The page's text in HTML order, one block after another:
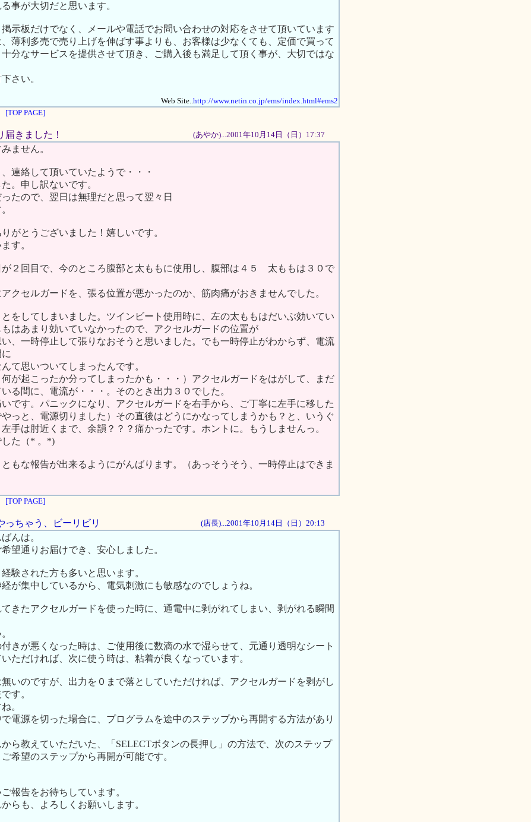
事が大切だと思います。
示板だけでなく、メールや電話でお問い合わせの対応をさせて頂いています
薄利多売で売り上げを伸ばす事よりも、お客様は少なくても、定価で買って
分なサービスを提供させて頂き、ご購入後も満足して頂く事が、大切ではな
さい。
Web Site..http://www.netin.co.jp/ems/index.html#ems2
[TOP PAGE]
届きました！ (あやか)...2001年10月14日（日）17:37
ません。
連絡して頂いていたようで・・・
。申し訳ないです。
たので、翌日は無理だと思って翌々日
がとうございました！嬉しいです。
す。
２回目で、今のところ腹部と太ももに使用し、腹部は４５ 太ももは３０で
クセルガードを、張る位置が悪かったのか、筋肉痛がおきませんでした。
をしてしまいました。ツインビート使用時に、左の太ももはだいぶ効いてい
はあまり効いていなかったので、アクセルガードの位置が
、一時停止して張りなおそうと思いました。でも一時停止がわからず、電流
て思いついてしまったんです。
何が起こったか分ってしまったかも・・・）アクセルガードをはがして、まだ
る間に、電流が・・・。そのとき出力３０でした。
です。パニックになり、アクセルガードを右手から、ご丁寧に左手に移した
っと、電源切りました）その直後はどうにかなってしまうかも？と、いうぐ
手は肘近くまで、余韻？？？痛かったです。ホントに。もうしませんっ。
した（* 。*)
もな報告が出来るようにがんばります。（あっそうそう、一時停止はできま
[TOP PAGE]
っちゃう、ビーリビリ (店長)...2001年10月14日（日）20:13
んは。
望通りお届けでき、安心しました。
験された方も多いと思います。
が集中しているから、電気刺激にも敏感なのでしょうね。
きたアクセルガードを使った時に、通電中に剥がれてしまい、剥がれる瞬間
きが悪くなった時は、ご使用後に数滴の水で湿らせて、元通り透明なシート
ただければ、次に使う時は、粘着が良くなっています。
いのですが、出力を０まで落としていただければ、アクセルガードを剥がし
す。
。
電源を切った場合に、プログラムを途中のステップから再開する方法があり
ら教えていただいた、「SELECTボタンの長押し」の方法で、次のステップ
希望のステップから再開が可能です。
報告をお待ちしています。
らも、よろしくお願いします。